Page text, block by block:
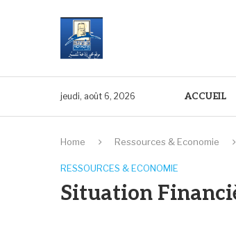
jeudi, août 6, 2026 ACCUEIL
Home Ressources & Economie
RESSOURCES & ECONOMIE
Situation